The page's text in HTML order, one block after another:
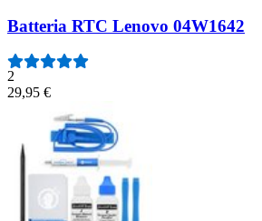
Batteria RTC Lenovo 04W1642
2
29,95 €